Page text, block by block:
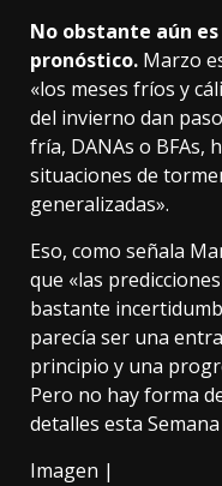
No obstante aún
pronóstico. Marzo
«los meses fríos y
del invierno dan
fría, DANAs o BFAs,
situaciones de
generalizadas».
Eso, como señala
que «las
bastante
parecía ser una
principio y una
Pero no hay forma
detalles esta
Imagen |